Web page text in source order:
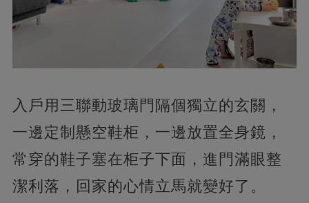
入戶用三聯動玻璃門隔個獨立的玄關，
一邊定制懸空鞋柜，一邊放置全身鏡，
常穿的鞋子塞在柜子下面，進門滿眼整
潔利落，回家的心情立馬就變好了。